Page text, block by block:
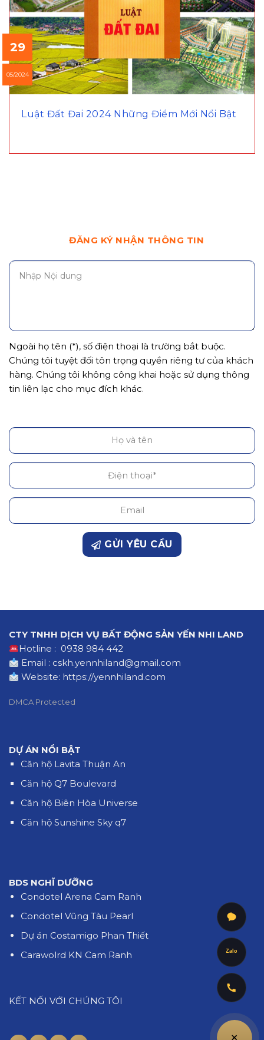
29
05/2024
Luật Đất Đai 2024 Những Điểm Mới Nổi Bật
ĐĂNG KÝ NHẬN THÔNG TIN
Ngoài họ tên (*), số điện thoại là trường bắt buộc.
Chúng tôi tuyệt đối tôn trọng quyền riêng tư của khách
hàng. Chúng tôi không công khai hoặc sử dụng thông
tin liên lạc cho mục đích khác.
GỬI YÊU CẦU
CTY TNHH DỊCH VỤ BẤT ĐỘNG SẢN YẾN NHI LAND
Hotline : 0938 984 442
Email : cskh.yennhiland@gmail.com
Website: https://yennhiland.com
DMCA Protected
DỰ ÁN NỔI BẬT
Căn hộ Lavita Thuận An
Căn hộ Q7 Boulevard
Căn hộ Biên Hòa Universe
Căn hộ Sunshine Sky q7
BDS NGHĨ DƯỠNG
Condotel Arena Cam Ranh
Condotel Vũng Tàu Pearl
Dự án Costamigo Phan Thiết
Carawolrd KN Cam Ranh
KẾT NỐI VỚI CHÚNG TÔI
Zalo